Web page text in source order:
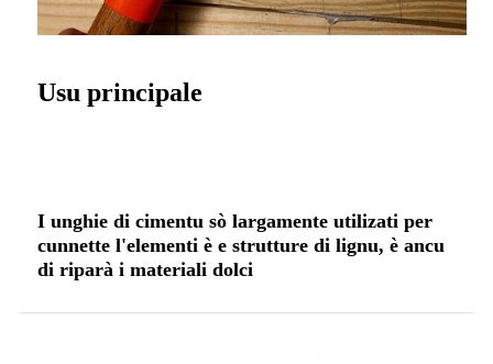
Usu principale
I unghie di cimentu sò largamente utilizati per
cunnette l'elementi è e strutture di lignu, è ancu
di riparà i materiali dolci